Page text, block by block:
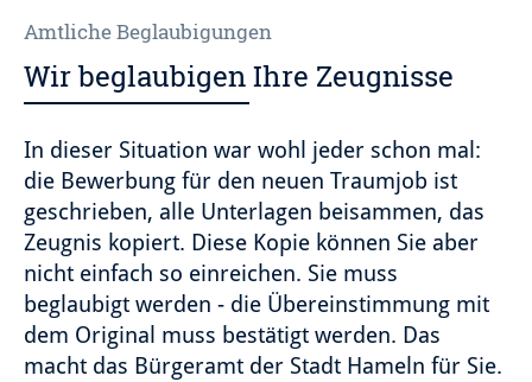
Amtliche Beglaubigungen
Wir beglaubigen Ihre Zeugnisse
In dieser Situation war wohl jeder schon mal:
die Bewerbung für den neuen Traumjob ist
geschrieben, alle Unterlagen beisammen, das
Zeugnis kopiert. Diese Kopie können Sie aber
nicht einfach so einreichen. Sie muss
beglaubigt werden - die Übereinstimmung mit
dem Original muss bestätigt werden. Das
macht das Bürgeramt der Stadt Hameln für Sie.